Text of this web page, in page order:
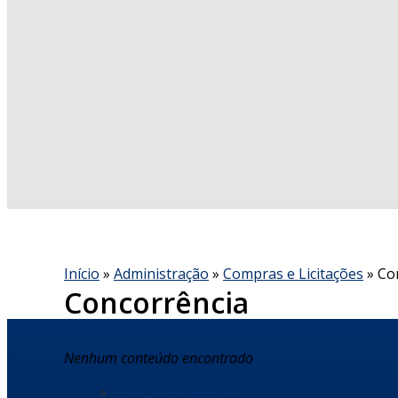
Início » Administração » Compras e Licitações »
Concorrência
Nenhum conteúdo encontrado